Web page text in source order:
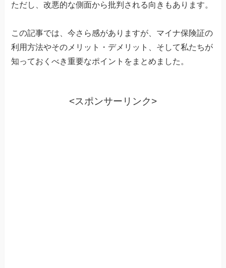
ただし、改悪的な側面から批判される向きもあります。
この記事では、今さら感がありますが、マイナ保険証の
利用方法やそのメリット・デメリット、そして私たちが
知っておくべき重要なポイントをまとめました。
<スポンサーリンク>